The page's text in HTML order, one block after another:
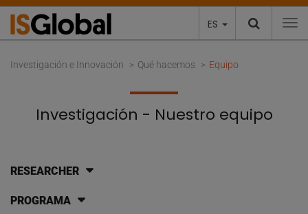
ES
Investigación e Innovación Qué hacemos Equipo
Investigación - Nuestro equipo
RESEARCHER
PROGRAMA